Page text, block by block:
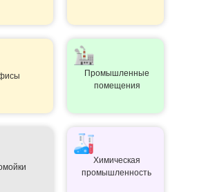
Химическая
промышленность
Промышленные
помещения